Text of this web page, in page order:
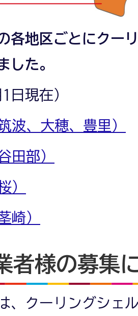
各地区ごとにクー
した。
1日現在）
波、大穂、豊里）
田部）
）
崎）
者様の募集
、クーリングシェ